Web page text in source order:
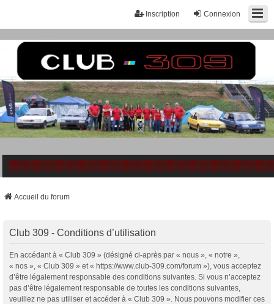
Connexion
Inscription
Accueil du forum
Club 309 - Conditions d’utilisation
En accédant à « Club 309 » (désigné ci-après par « nous », « notre »,
« nos », « Club 309 » et « https://www.club-309.com/forum »), vous acceptez
d’être légalement responsable des conditions suivantes. Si vous n’acceptez
pas d’être légalement responsable de toutes les conditions suivantes,
veuillez ne pas utiliser et accéder à « Club 309 ». Nous pouvons modifier ces